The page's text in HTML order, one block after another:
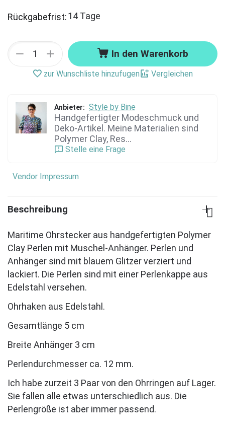
Rückgabefrist:14 Tage
+
− In den Warenkorb
zur Wunschliste hinzufugen Vergleichen
Anbieter: Style by Bine
Handgefertigter Modeschmuck und
Deko-Artikel. Meine Materialien sind
Polymer Clay, Res...
Stelle eine Frage
Vendor Impressum
Beschreibung
Maritime Ohrstecker aus handgefertigten Polymer
Clay Perlen mit Muschel-Anhänger. Perlen und
Anhänger sind mit blauem Glitzer verziert und
lackiert. Die Perlen sind mit einer Perlenkappe aus
Edelstahl versehen.
Ohrhaken aus Edelstahl.
Gesamtlänge 5 cm
Breite Anhänger 3 cm
Perlendurchmesser ca. 12 mm.
Ich habe zurzeit 3 Paar von den Ohrringen auf Lager.
Sie fallen alle etwas unterschiedlich aus. Die
Perlengröße ist aber immer passend.